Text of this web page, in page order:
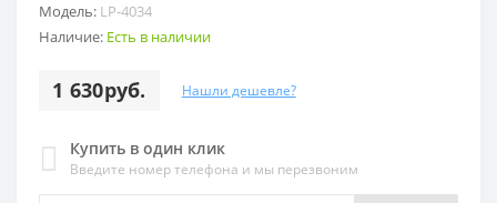
Модель: LP-4034
Наличие: Есть в наличии
1 630руб. Нашли дешевле?
Купить в один клик
Введите номер телефона и мы перезвоним